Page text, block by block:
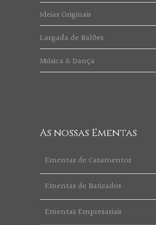
Ideias Originais
Largada de Balões
Música & Dança
As nossas Ementas
Ementas de Casamentos
Ementas de Batizados
Ementas Empresariais